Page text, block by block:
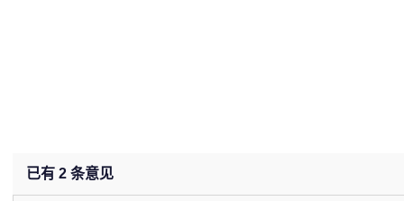
已有 2 条意见